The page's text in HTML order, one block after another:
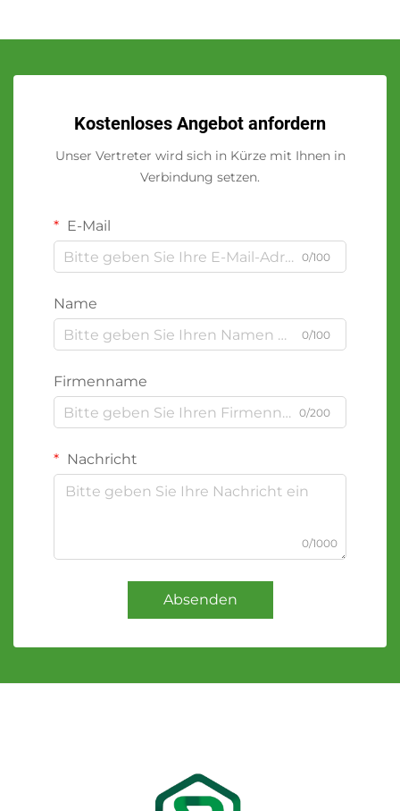
Kostenloses Angebot anfordern
Unser Vertreter wird sich in Kürze mit Ihnen in
Verbindung setzen.
E-Mail
0/100
Name
0/100
Firmenname
0/200
Nachricht
0/1000
Absenden